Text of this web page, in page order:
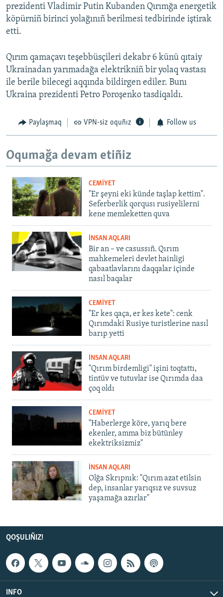
prezidenti Vladimir Putin Kubanden Qırımğa energetik
köpürniñ birinci yolağınıñ berilmesi tedbirinde iştirak
etti.
Qırım qamaçavı teşebbüsçileri dekabr 6 künü qıtaiy
Ukrainadan yarımadağa elektrikniñ bir yolaq vastası
ile berile bilecegi aqqında bildirgen ediler. Bunı
Ukraina prezidenti Petro Poroşenko tasdiqaldı.
Paylaşmaq VPN-siz oquñız Follow us
Oqumağa devam etiñiz
CEMİYET
"Er şeyni eki künde taşlap kettim".
Seferberlik qorqusı rusiyelilerni
kene memleketten quva
İNSAN AQLARI
Bir an – ve casussıñ. Qırım
mahkemeleri devlet hainligi
qabaatlavlarını daqqalar içinde
nasıl baqalar
CEMİYET
"Er kes qaça, er kes kete": cenk
Qırımdaki Rusiye turistlerine nasıl
barıp yetti
İNSAN AQLARI
"Qırım birdemligi" işini toqtattı,
tintüv ve tutuvlar ise Qırımda daa
çoq oldı
CEMİYET
"Haberlerge köre, yarıq bere
ekenler, amma biz bütünley
ekektriksizmiz"
İNSAN AQLARI
Olğa Skrıpnık: "Qırım azat etilsin
dep, insanlar yarıqsız ve suvsuz
yaşamağa azırlar"
QOŞULIÑIZ!
INFO